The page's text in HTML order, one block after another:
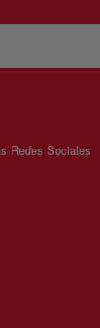
Redes Sociales